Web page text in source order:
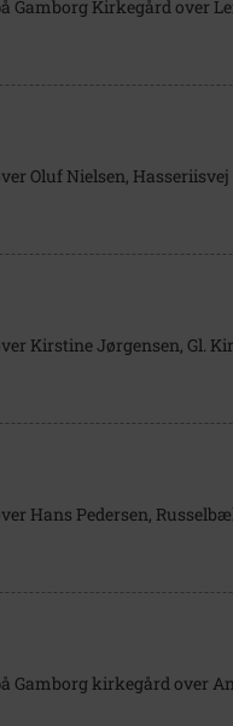
Gamborg Kirkegård over
Oluf Nielsen, Hasseriisvej
Kirstine Jørgensen, Gl.
Hans Pedersen,
Gamborg kirkegård over